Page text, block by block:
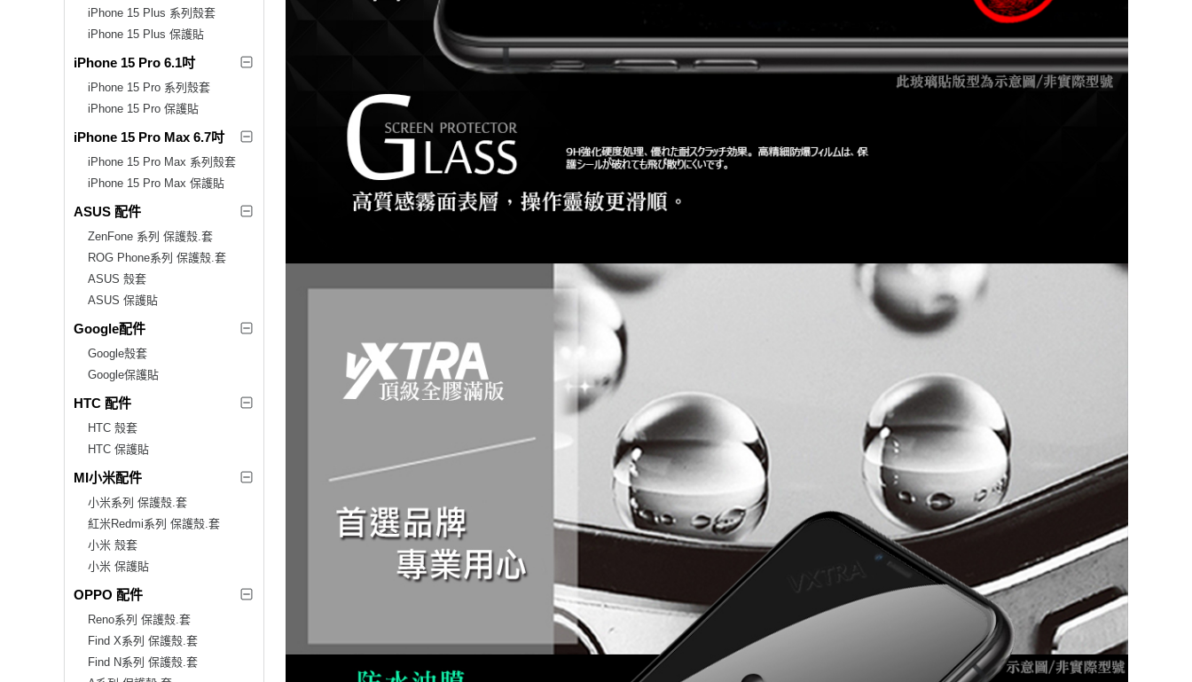
iPhone 15 Plus 系列殼套
iPhone 15 Plus 保護貼
iPhone 15 Pro 6.1吋
iPhone 15 Pro 系列殼套
iPhone 15 Pro 保護貼
iPhone 15 Pro Max 6.7吋
iPhone 15 Pro Max 系列殼套
iPhone 15 Pro Max 保護貼
ASUS 配件
ZenFone 系列 保護殼.套
ROG Phone系列 保護殼.套
ASUS 殼套
ASUS 保護貼
Google配件
Google殼套
Google保護貼
HTC 配件
HTC 殼套
HTC 保護貼
MI小米配件
小米系列 保護殼.套
紅米Redmi系列 保護殼.套
小米 殼套
小米 保護貼
OPPO 配件
Reno系列 保護殼.套
Find X系列 保護殼.套
Find N系列 保護殼.套